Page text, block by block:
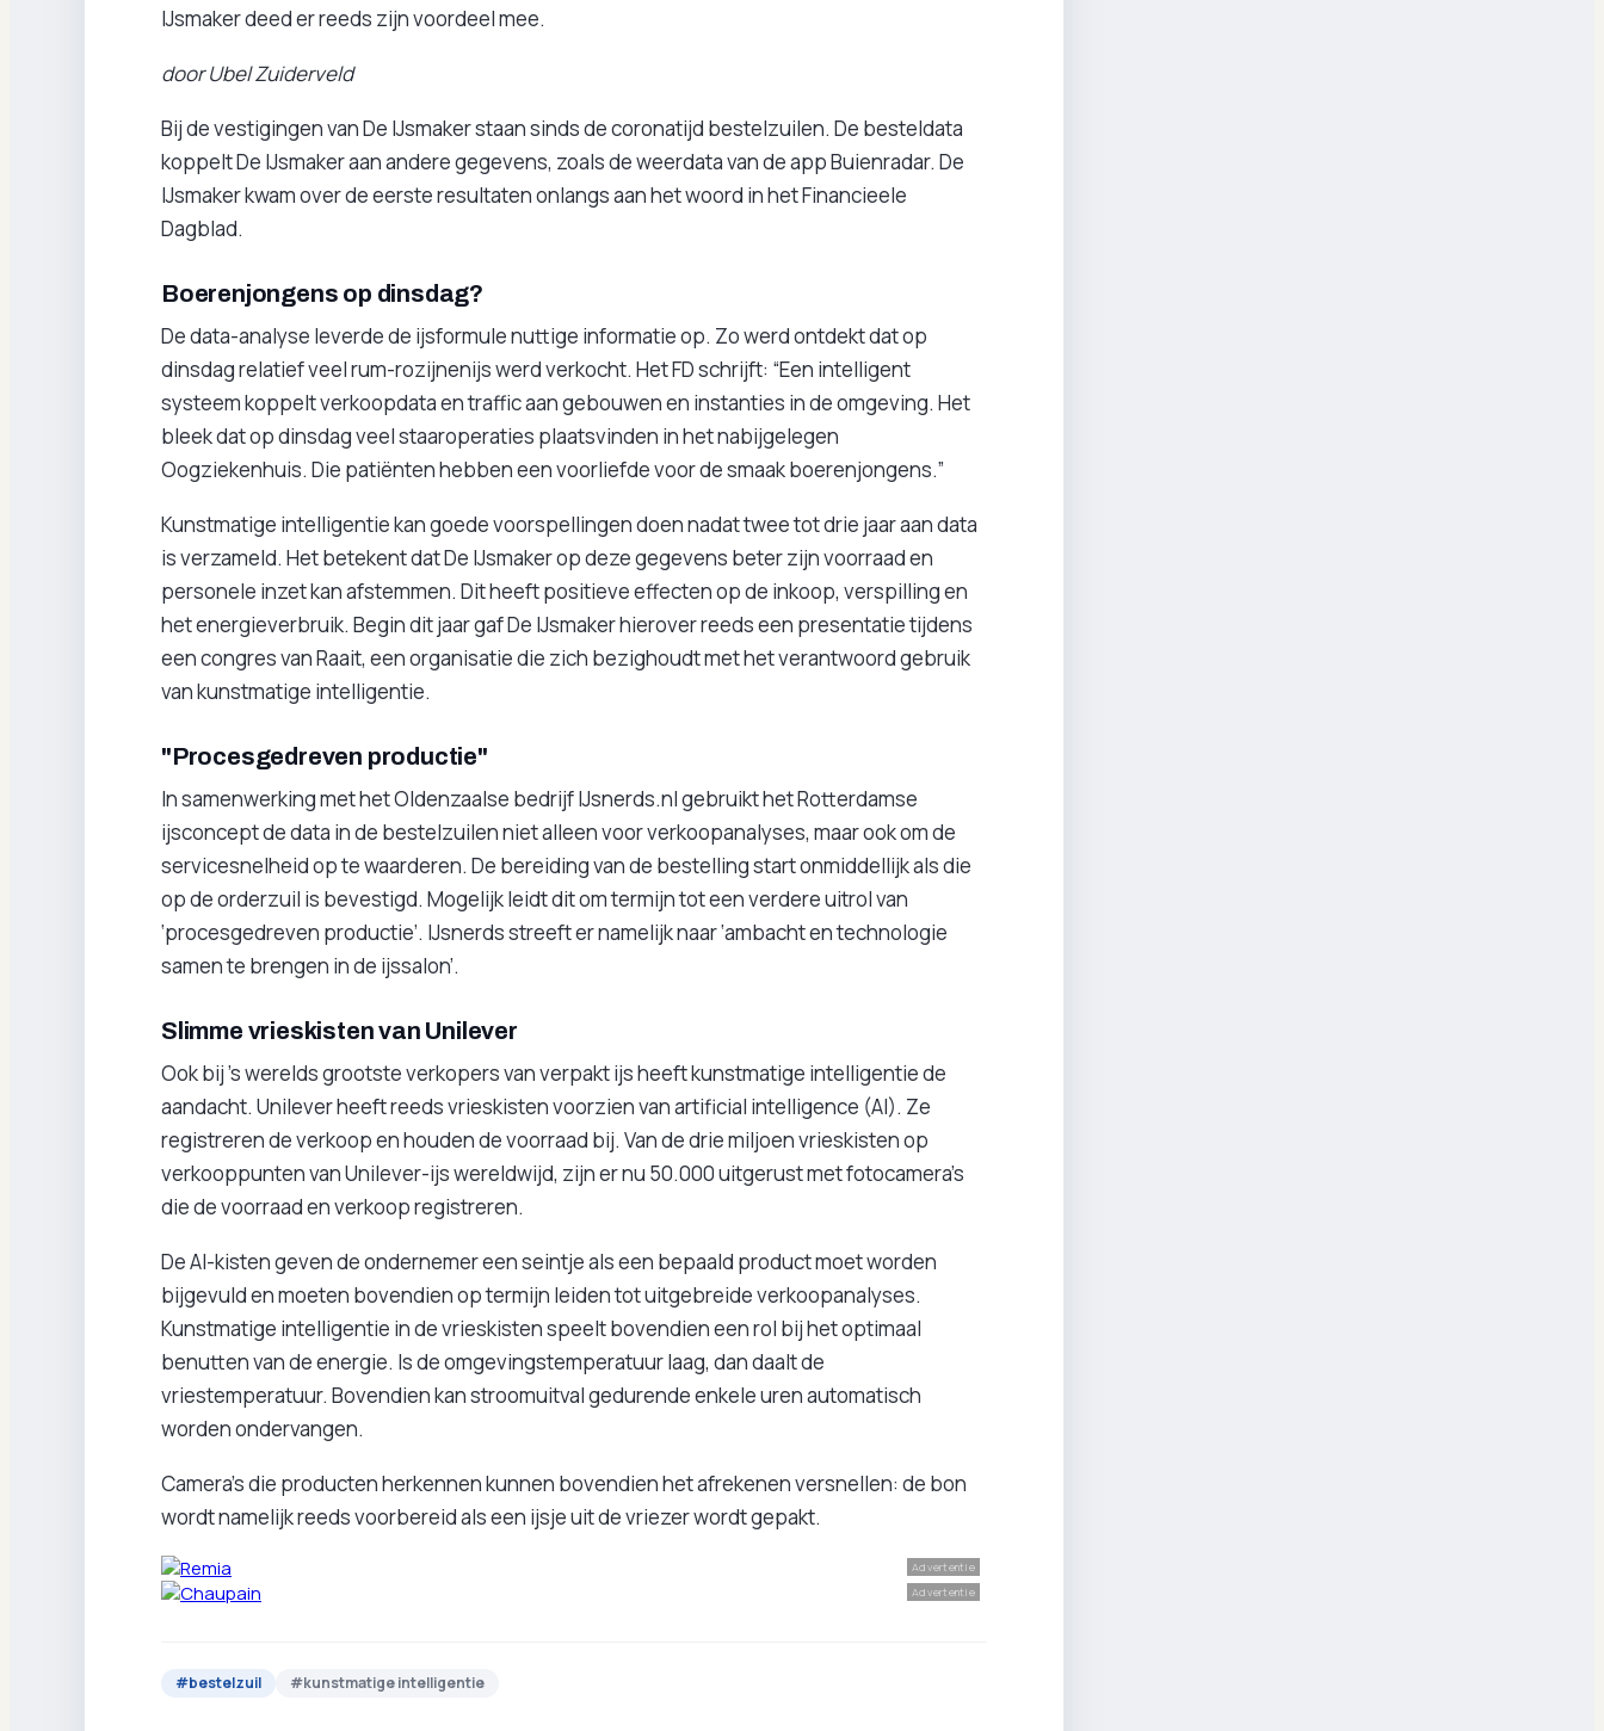
IJsmaker deed er reeds zijn voordeel mee.
door Ubel Zuiderveld
Bij de vestigingen van De IJsmaker staan sinds de coronatijd bestelzuilen. De besteldata
koppelt De IJsmaker aan andere gegevens, zoals de weerdata van de app Buienradar. De
IJsmaker kwam over de eerste resultaten onlangs aan het woord in het Financieele
Dagblad.
Boerenjongens op dinsdag?
De data-analyse leverde de ijsformule nuttige informatie op. Zo werd ontdekt dat op
dinsdag relatief veel rum-rozijnenijs werd verkocht. Het FD schrijft: “Een intelligent
systeem koppelt verkoopdata en traffic aan gebouwen en instanties in de omgeving. Het
bleek dat op dinsdag veel staaroperaties plaatsvinden in het nabijgelegen
Oogziekenhuis. Die patiënten hebben een voorliefde voor de smaak boerenjongens.”
Kunstmatige intelligentie kan goede voorspellingen doen nadat twee tot drie jaar aan data
is verzameld. Het betekent dat De IJsmaker op deze gegevens beter zijn voorraad en
personele inzet kan afstemmen. Dit heeft positieve effecten op de inkoop, verspilling en
het energieverbruik. Begin dit jaar gaf De IJsmaker hierover reeds een presentatie tijdens
een congres van Raait, een organisatie die zich bezighoudt met het verantwoord gebruik
van kunstmatige intelligentie.
"Procesgedreven productie"
In samenwerking met het Oldenzaalse bedrijf IJsnerds.nl gebruikt het Rotterdamse
ijsconcept de data in de bestelzuilen niet alleen voor verkoopanalyses, maar ook om de
servicesnelheid op te waarderen. De bereiding van de bestelling start onmiddellijk als die
op de orderzuil is bevestigd. Mogelijk leidt dit om termijn tot een verdere uitrol van
‘procesgedreven productie’. IJsnerds streeft er namelijk naar ‘ambacht en technologie
samen te brengen in de ijssalon’.
Slimme vrieskisten van Unilever
Ook bij ’s werelds grootste verkopers van verpakt ijs heeft kunstmatige intelligentie de
aandacht. Unilever heeft reeds vrieskisten voorzien van artificial intelligence (AI). Ze
registreren de verkoop en houden de voorraad bij. Van de drie miljoen vrieskisten op
verkooppunten van Unilever-ijs wereldwijd, zijn er nu 50.000 uitgerust met fotocamera’s
die de voorraad en verkoop registreren.
De AI-kisten geven de ondernemer een seintje als een bepaald product moet worden
bijgevuld en moeten bovendien op termijn leiden tot uitgebreide verkoopanalyses.
Kunstmatige intelligentie in de vrieskisten speelt bovendien een rol bij het optimaal
benutten van de energie. Is de omgevingstemperatuur laag, dan daalt de
vriestemperatuur. Bovendien kan stroomuitval gedurende enkele uren automatisch
worden ondervangen.
Camera's die producten herkennen kunnen bovendien het afrekenen versnellen: de bon
wordt namelijk reeds voorbereid als een ijsje uit de vriezer wordt gepakt.
Advertentie
Advertentie
#bestelzuil #kunstmatige intelligentie